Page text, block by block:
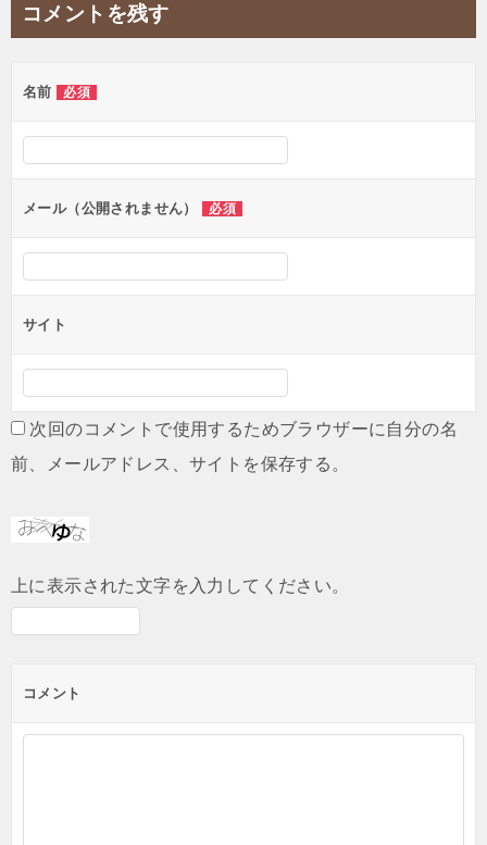
ビ
ー
シ
ョ
ン
コメントを残す
名前 必須
メール（公開されません） 必須
サイト
次回のコメントで使用するためブラウザーに自分の名
前、メールアドレス、サイトを保存する。
上に表示された文字を入力してください。
コメント